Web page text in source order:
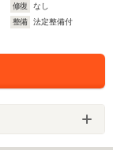
修復
なし
整備
法定整備付